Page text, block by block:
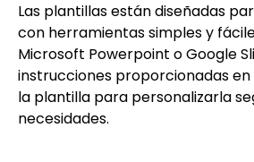
Las plantillas están diseñadas
con herramientas simples y
Microsoft Powerpoint o Google
instrucciones proporcionadas
la plantilla para personalizarla
necesidades.